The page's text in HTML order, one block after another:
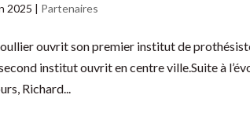
2025 | Partenaires
ouvrit son premier institut de
institut ouvrit en centre ville.Suite à
Richard...